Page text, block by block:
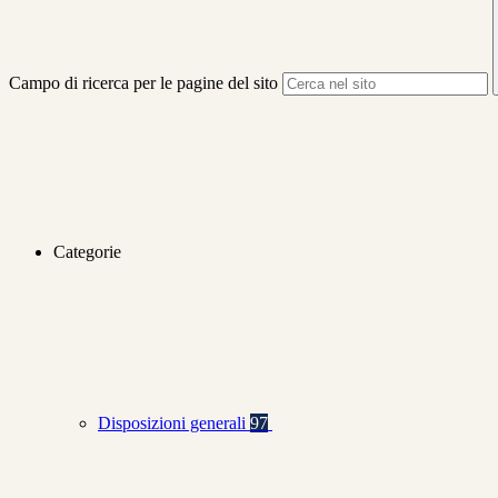
Campo di ricerca per le pagine del sito
Categorie
Disposizioni generali 97